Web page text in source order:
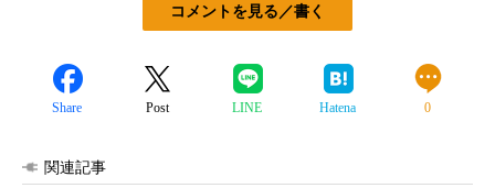
コメントを見る／書く
Share Post LINE Hatena 0
関連記事